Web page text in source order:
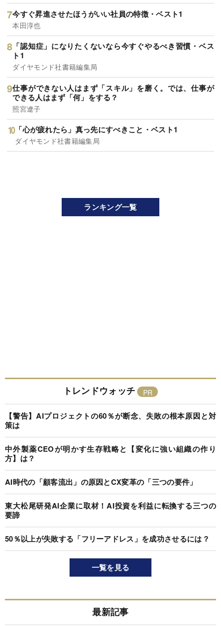
今すぐ昇進させたほうがいい社員の特徴・ベスト1
本田淳也
「認知症」になりたくないなら今すぐやるべき習慣・ベス
ト1
ダイヤモンド社書籍編集局
仕事ができない人はまず「スキル」を磨く。では、仕事が
できる人はまず「何」をする？
照宮遼子
「心が疲れたら」真っ先にすべきこと・ベスト1
ダイヤモンド社書籍編集局
ランキング一覧
トレンドウォッチ
【警告】AIプロジェクトの60％が断念、失敗の根本原因と対
策は
中外製薬CEOが明かす生存戦略と【変化に強い組織の作り
方】は？
AI時代の「顧客流出」の原因とCX変革の「三つの要件」
東大松尾研発AI企業に取材！AI投資を利益に転換する三つの
要諦
50％以上が失敗する「フリーアドレス」を成功させるには？
一覧を見る
最新記事